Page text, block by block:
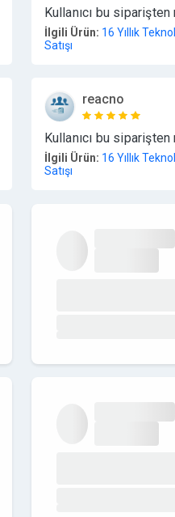
Kullanıcı bu siparişten
İlgili Ürün: 16 Yıllık
Satışı
reacno
Kullanıcı bu siparişten
İlgili Ürün: 16 Yıllık
Satışı